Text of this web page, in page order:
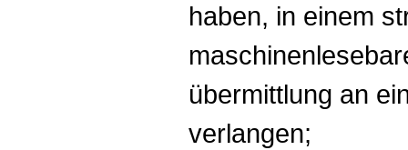
haben, in einem
übermittlung an
verlangen;